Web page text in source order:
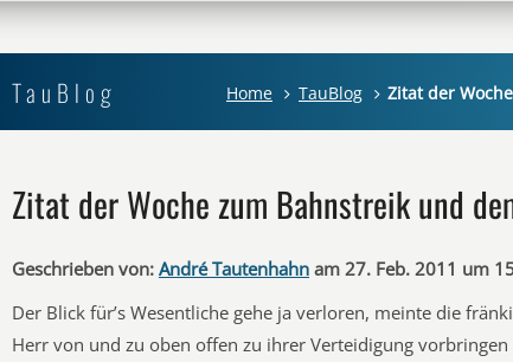
TauBlog Home TauBlog Zitat der
Zitat der Woche zum Bahnstreik und
Geschrieben von: André Tautenhahn am 27. Feb. 2011 um
Der Blick für’s Wesentliche gehe ja verloren, meinte die
Herr von und zu oben offen zu ihrer Verteidigung vorbringen